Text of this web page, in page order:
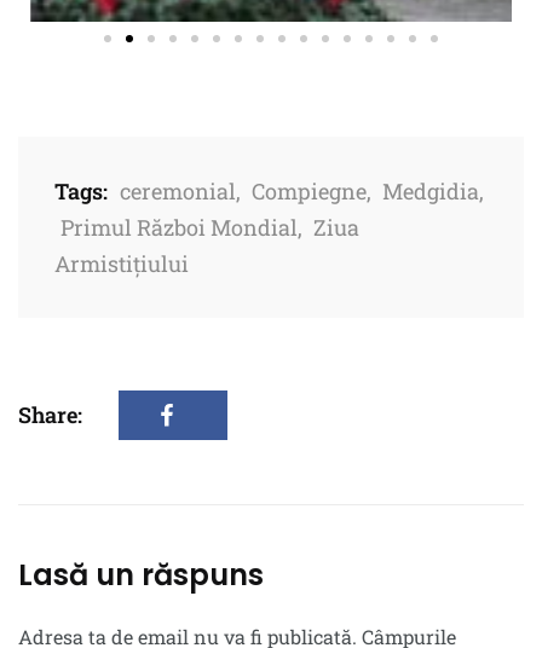
Tags: ceremonial, Compiegne, Medgidia,
Primul Război Mondial, Ziua
Armistițiului
Share:
Lasă un răspuns
Adresa ta de email nu va fi publicată. Câmpurile